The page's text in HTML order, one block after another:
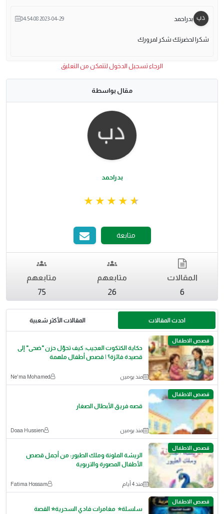
بدراحمد 2023-04-29 04:54:08
شكرا لحضرتك شكر لمرورك
الرجاء تسجيل الدخول لتتمكن من التعليق
مقال بواسطة
بدراحمد
متابعة
المقالات
6
متابعهم
26
متابعهم
75
احدث المقالات المقالات الأكثر شعبية
قصص الاطفال
​حكاية الكتكوت العجيب: كيف تحوّل حزن "ضحى" إلى
قصيدة فائزة؟ | قصص أطفال ملهمة
منذ يومين Ne'ma Mohamed
قصص الاطفال
قصه فريق الأبطال الصغار
منذ يومين Doaa Hussien
قصص الاطفال
الريشة الملونة وملك الطيور: من أجمل قصص
الأطفال المصورة والتربوية
منذ 4 أيام Fatima Hossam
قصص الاطفال
سلسلة⭐ مغامرات فادي السحرية⭐ القصة